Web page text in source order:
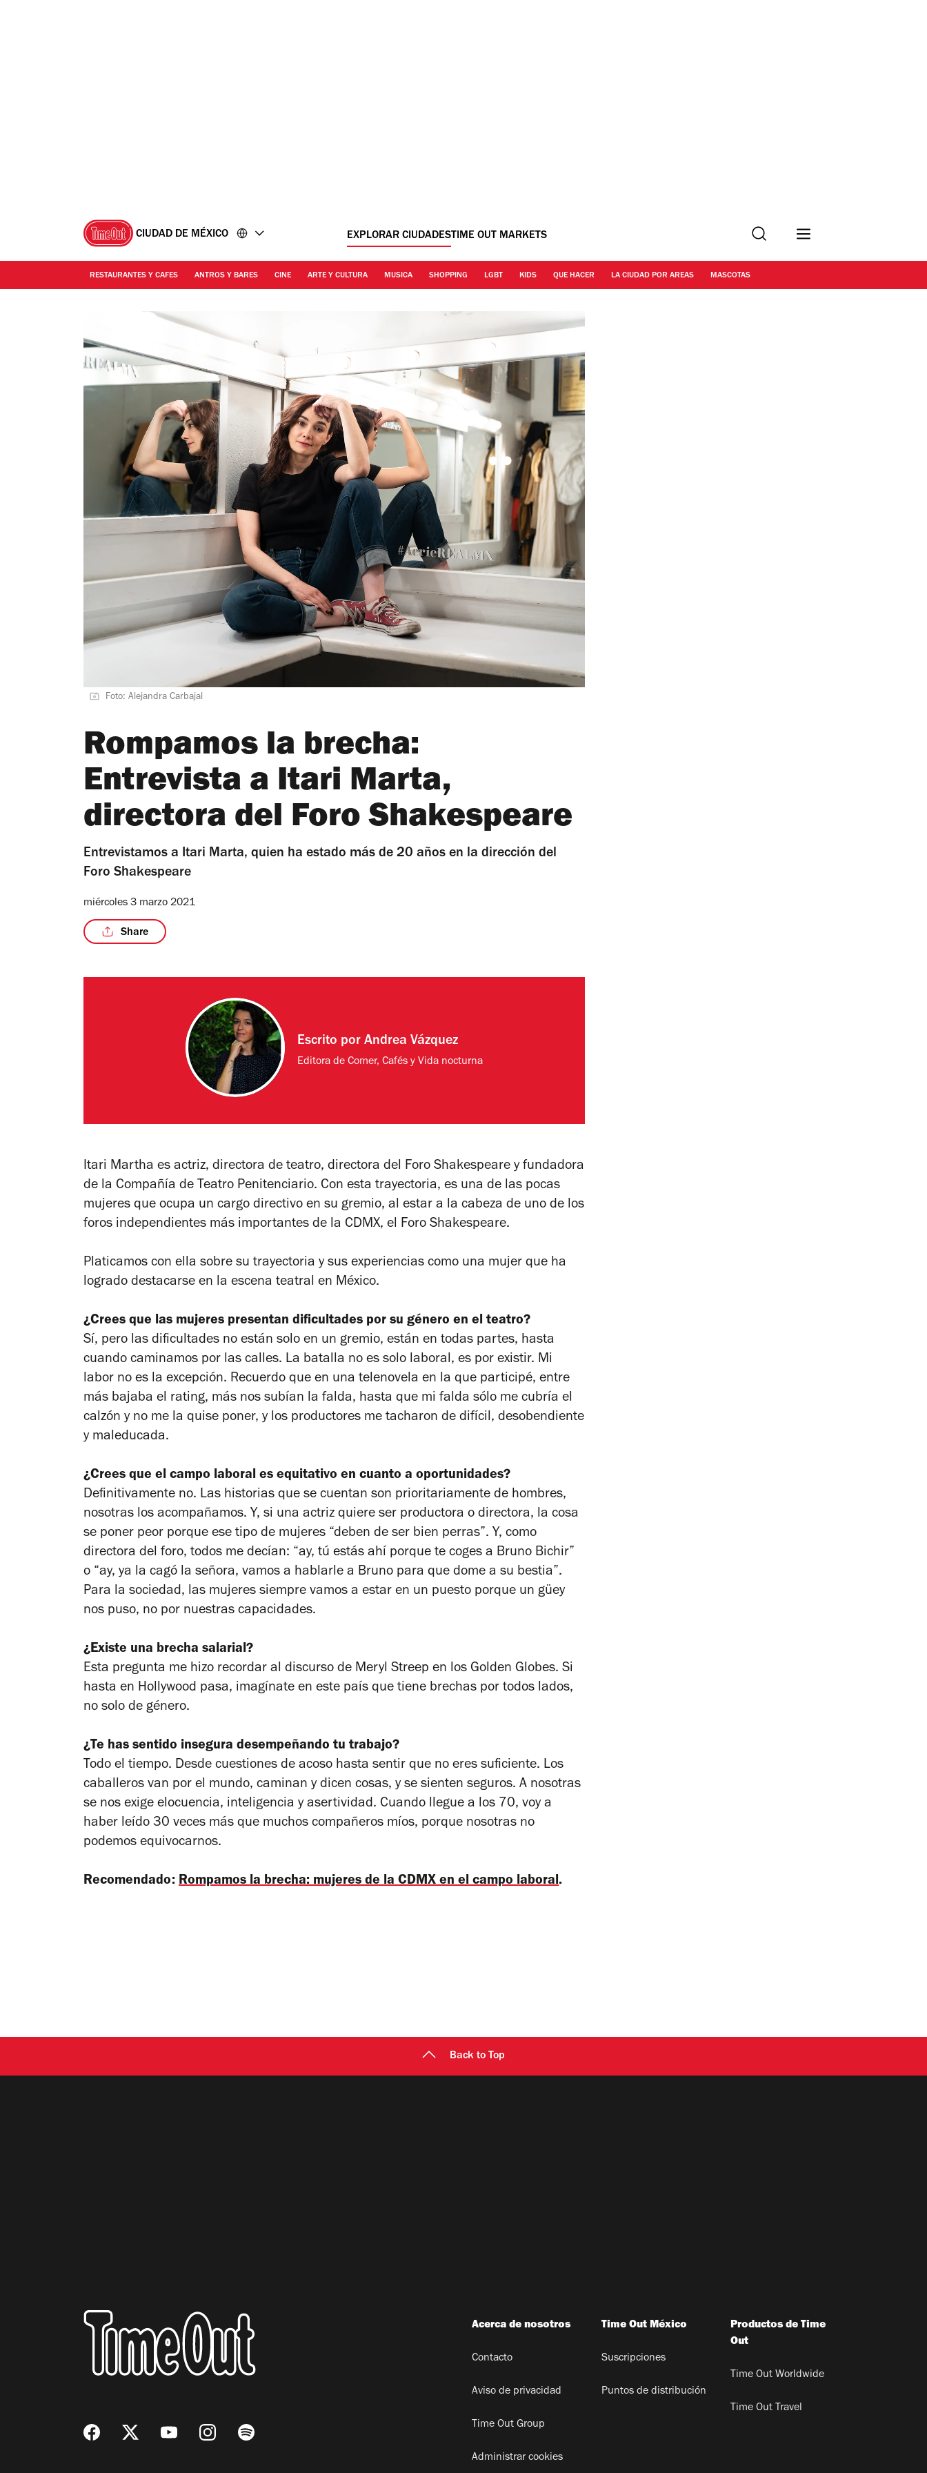
CIUDAD DE MÉXICO EXPLORAR CIUDADESTIME OUT MARKETS Buscar
RESTAURANTES Y CAFES ANTROS Y BARES CINE ARTE Y CULTURA MUSICA SHOPPING LGBT KIDS QUE HACER LA CIUDAD POR AREAS MASCOTAS
Foto: Alejandra Carbajal
Rompamos la brecha:
Entrevista a Itari Marta,
directora del Foro Shakespeare
Entrevistamos a Itari Marta, quien ha estado más de 20 años en la dirección del
Foro Shakespeare
miércoles 3 marzo 2021
Share
Escrito por Andrea Vázquez
Editora de Comer, Cafés y Vida nocturna
Itari Martha es actriz, directora de teatro, directora del Foro Shakespeare y fundadora
de la Compañía de Teatro Penitenciario. Con esta trayectoria, es una de las pocas
mujeres que ocupa un cargo directivo en su gremio, al estar a la cabeza de uno de los
foros independientes más importantes de la CDMX, el Foro Shakespeare.
Platicamos con ella sobre su trayectoria y sus experiencias como una mujer que ha
logrado destacarse en la escena teatral en México.
¿Crees que las mujeres presentan dificultades por su género en el teatro?
Sí, pero las dificultades no están solo en un gremio, están en todas partes, hasta
cuando caminamos por las calles. La batalla no es solo laboral, es por existir. Mi
labor no es la excepción. Recuerdo que en una telenovela en la que participé, entre
más bajaba el rating, más nos subían la falda, hasta que mi falda sólo me cubría el
calzón y no me la quise poner, y los productores me tacharon de difícil, desobendiente
y maleducada.
¿Crees que el campo laboral es equitativo en cuanto a oportunidades?
Definitivamente no. Las historias que se cuentan son prioritariamente de hombres,
nosotras los acompañamos. Y, si una actriz quiere ser productora o directora, la cosa
se poner peor porque ese tipo de mujeres “deben de ser bien perras”. Y, como
directora del foro, todos me decían: “ay, tú estás ahí porque te coges a Bruno Bichir”
o “ay, ya la cagó la señora, vamos a hablarle a Bruno para que dome a su bestia”.
Para la sociedad, las mujeres siempre vamos a estar en un puesto porque un güey
nos puso, no por nuestras capacidades.
¿Existe una brecha salarial?
Esta pregunta me hizo recordar al discurso de Meryl Streep en los Golden Globes. Si
hasta en Hollywood pasa, imagínate en este país que tiene brechas por todos lados,
no solo de género.
¿Te has sentido insegura desempeñando tu trabajo?
Todo el tiempo. Desde cuestiones de acoso hasta sentir que no eres suficiente. Los
caballeros van por el mundo, caminan y dicen cosas, y se sienten seguros. A nosotras
se nos exige elocuencia, inteligencia y asertividad. Cuando llegue a los 70, voy a
haber leído 30 veces más que muchos compañeros míos, porque nosotras no
podemos equivocarnos.
Recomendado: Rompamos la brecha: mujeres de la CDMX en el campo laboral.
Back to Top
Acerca de nosotros
Contacto
Aviso de privacidad
Time Out Group
Administrar cookies
Time Out México
Suscripciones
Puntos de distribución
Productos de Time
Out
Time Out Worldwide
Time Out Travel